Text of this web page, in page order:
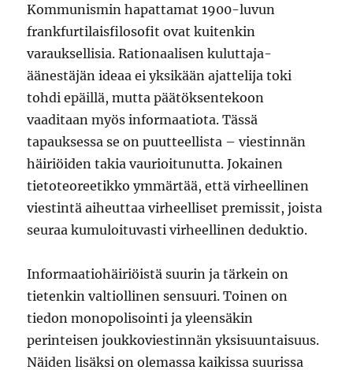
Kommunismin hapattamat 1900-luvun
frankfurtilaisfilosofit ovat kuitenkin
varauksellisia. Rationaalisen kuluttaja-
äänestäjän ideaa ei yksikään ajattelija toki
tohdi epäillä, mutta päätöksentekoon
vaaditaan myös informaatiota. Tässä
tapauksessa se on puutteellista – viestinnän
häiriöiden takia vaurioitunutta. Jokainen
tietoteoreetikko ymmärtää, että virheellinen
viestintä aiheuttaa virheelliset premissit, joista
seuraa kumuloituvasti virheellinen deduktio.
Informaatiohäiriöistä suurin ja tärkein on
tietenkin valtiollinen sensuuri. Toinen on
tiedon monopolisointi ja yleensäkin
perinteisen joukkoviestinnän yksisuuntaisuus.
Näiden lisäksi on olemassa kaikissa suurissa